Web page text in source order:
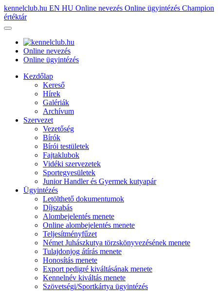
kennelclub.hu EN HU Online nevezés Online ügyintézés Champion
értéktár
Online nevezés
Online ügyintézés
Kezdőlap
Kereső
Hírek
Galériák
Archívum
Szervezet
Vezetőség
Bírók
Bírói testületek
Fajtaklubok
Vidéki szervezetek
Sportegyesületek
Junior Handler és Gyermek kutyapár
Ügyintézés
Letölthető dokumentumok
Díjszabás
Alombejelentés menete
Online alombejelentés menete
Teljesítményfűzet
Német Juhászkutya törzskönyvezésének menete
Tulajdonjog átírás menete
Honosítás menete
Export pedigré kiváltásának menete
Kennelnév kiváltás menete
Szövetségi/Sportkártya ügyintézés